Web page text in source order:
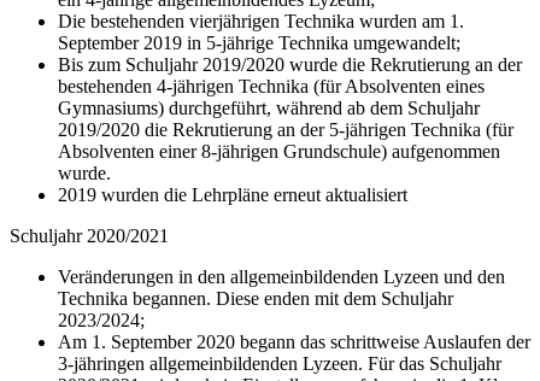
Die bestehenden vierjährigen Technika wurden am 1.
September 2019 in 5-jährige Technika umgewandelt;
Bis zum Schuljahr 2019/2020 wurde die Rekrutierung an der
bestehenden 4-jährigen Technika (für Absolventen eines
Gymnasiums) durchgeführt, während ab dem Schuljahr
2019/2020 die Rekrutierung an der 5-jährigen Technika (für
Absolventen einer 8-jährigen Grundschule) aufgenommen
wurde.
2019 wurden die Lehrpläne erneut aktualisiert
Schuljahr 2020/2021
Veränderungen in den allgemeinbildenden Lyzeen und den
Technika begannen. Diese enden mit dem Schuljahr
2023/2024;
Am 1. September 2020 begann das schrittweise Auslaufen der
3-jähringen allgemeinbildenden Lyzeen. Für das Schuljahr